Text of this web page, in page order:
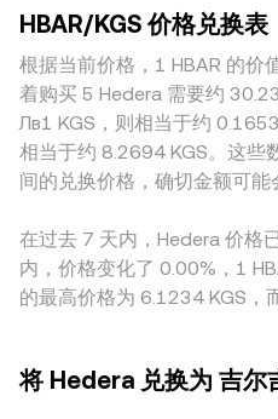
KGS 两端的流动性和定价调整
的正负与偏离、期货与期权到
链上与场外的大额地址（“鲸鱼
配，都会在短期内放大波动并
conversion rate。
中 x、y 为两种资产的储备量，
HBAR 相对 USDC/USDT 的链
KGS，从而影响整体的 HBAR/
来溢价或折价：例如某些地区对
币出入金渠道对 KGS 的限制、
结构，都会造成本地化定价差
先对 USDT 或 USD 定价，再
存在轻微溢折价或跨境流动性
HBAR/KGS 的报价。跨所套利
制于手续费、提现与入金时间
在短时间内存在可见差异。
HBAR/KGS 价格兑换表
根据当前价格，1 HBAR 的价
着购买 5 Hedera 需要约
Лв1 KGS，则相当于约
相当于约 8.2694 KGS。这些
间的兑换价格，确切金额可能
在过去 7 天内，Hedera 价格
内，价格变化了 0.00%，1
的最高价格为 6.1234 KGS，
将 Hedera 兑换为 吉尔